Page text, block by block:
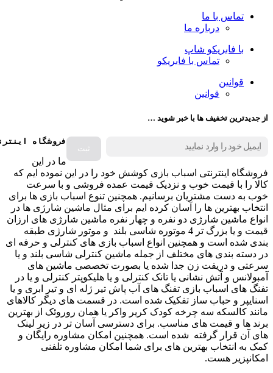
تماس با ما
درباره ما
با فابریکو شاپ
تماس با فابریکو
قوانین
قوانین
از جدیدترین تخفیف ها با خبر شوید …
فروشگاه
ما در این
فروشگاه اینترنتی اسباب بازی کوشش خود را در این نموده ایم که
کالا را با قیمت خوب و نزدیک قیمت عمده فروشی و با سرعت
خوب به دست مشتریان برسانیم. همچنین تنوع اسباب بازی ها برای
انتخاب بهترین ها را آسان کرده ایم برای مثال ماشین شارژی ها در
انواع ماشین شارژی دو نفره و چهار نفره ماشین شارژی های ارزان
قیمت و یا بزرگ تر 4 موتوره شاسی بلند و موتور شارژی طبقه
بندی شده است و همچنین انواع اسباب بازی های کنترلی و حرفه ای
در دسته بندی های مختلف از جمله ماشین کنترلی شاسی بلند و یا
سرعتی و دریفت زن جدا شده یا بصورت تخصصی ماشین های
آمبولانس و آتش نشانی یا تانک کنترلی و یا هلیکوپتر کنترلی و یا در
تفنگ های اسباب بازی تفنگ های آب پاش تیر ژله ای و تیر ابری و یا
اسنایپر و حباب ساز تفکیک شده است. در قسمت های دیگر کالاهای
مانند کالسکه سه چرخه کودک کریر واکر یا همان روروئک از بهترین
برند ها و قیمت های مناسب. برای دسترسی آسان تر در زیر لینک
های آن قرار گرفته شده است. همچنین امکان مشاوره رایگان و
کمک به انتخاب بهترین های برای شما امکان مشاوره تلفنی
امکانپزیر هست.